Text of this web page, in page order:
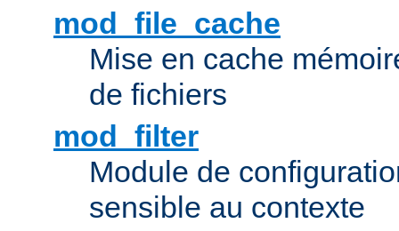
mod_file_cache
Mise en cache
de fichiers
mod_filter
Module de
sensible au contexte